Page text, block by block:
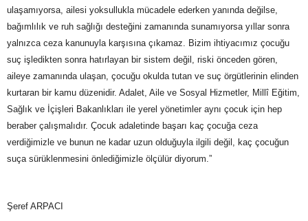
ulaşamıyorsa, ailesi yoksullukla mücadele ederken yanında değilse,
bağımlılık ve ruh sağlığı desteğini zamanında sunamıyorsa yıllar sonra
yalnızca ceza kanunuyla karşısına çıkamaz. Bizim ihtiyacımız çocuğu
suç işledikten sonra hatırlayan bir sistem değil, riski önceden gören,
aileye zamanında ulaşan, çocuğu okulda tutan ve suç örgütlerinin elinden
kurtaran bir kamu düzenidir. Adalet, Aile ve Sosyal Hizmetler, Millî Eğitim,
Sağlık ve İçişleri Bakanlıkları ile yerel yönetimler aynı çocuk için hep
beraber çalışmalıdır. Çocuk adaletinde başarı kaç çocuğa ceza
verdiğimizle ve bunun ne kadar uzun olduğuyla ilgili değil, kaç çocuğun
suça sürüklenmesini önlediğimizle ölçülür diyorum.”
Şeref ARPACI